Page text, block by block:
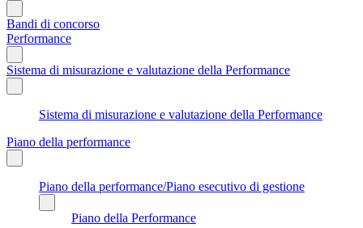
Bandi di concorso
Performance
Sistema di misurazione e valutazione della Performance
Sistema di misurazione e valutazione della Performance
Piano della performance
Piano della performance/Piano esecutivo di gestione
Piano della Performance